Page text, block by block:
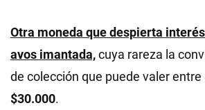
Otra moneda que despierta
avos imantada,cuya rareza la
de colección que puede valer entre
$30.000.